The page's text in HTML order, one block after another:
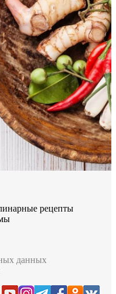
рецепты
данных